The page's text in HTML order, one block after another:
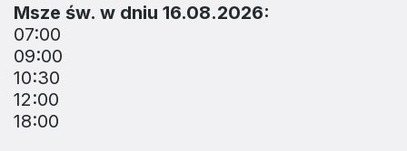
Msze św. w dniu 16.08.2026:
07:00
09:00
10:30
12:00
18:00